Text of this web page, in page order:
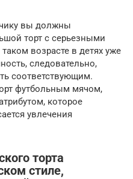
вы должны
торт с серьезными
возрасте в детях уже
следовательно,
соответствующим.
футбольным мячом,
которое
увлечения
торта
стиле,